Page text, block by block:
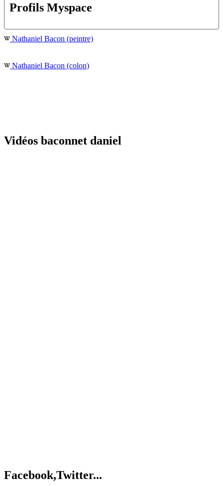
Profils Myspace
Nathaniel Bacon (peintre)
Nathaniel Bacon (colon)
Vidéos baconnet daniel
Facebook,Twitter...